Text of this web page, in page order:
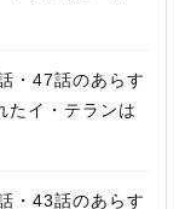
・47話のあらす
たイ・テランは
・43話のあらす